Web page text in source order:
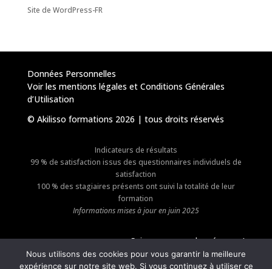
Site de WordPress-FR
Données Personnelles
Voir les mentions légales et Conditions Générales
d’Utilisation
© Akilisso formations 2026 | tous droits réservés
Indicateurs de résultats
99 % de satisfaction issus des questionnaires individuels de
satisfaction
100 % des stagiaires présents ont suivi la totalité de leur
formation
Informations mises à jour en juin 2025
Suivez-nous sur les réseaux !
Nous utilisons des cookies pour vous garantir la meilleure
expérience sur notre site web. Si vous continuez à utiliser ce